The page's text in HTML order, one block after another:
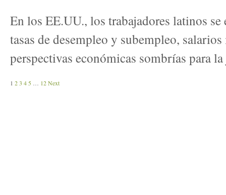
En los EE.UU., los trabajadores latinos se
tasas de desempleo y subempleo, salarios
perspectivas económicas sombrías para
1 23 4 5 12Next